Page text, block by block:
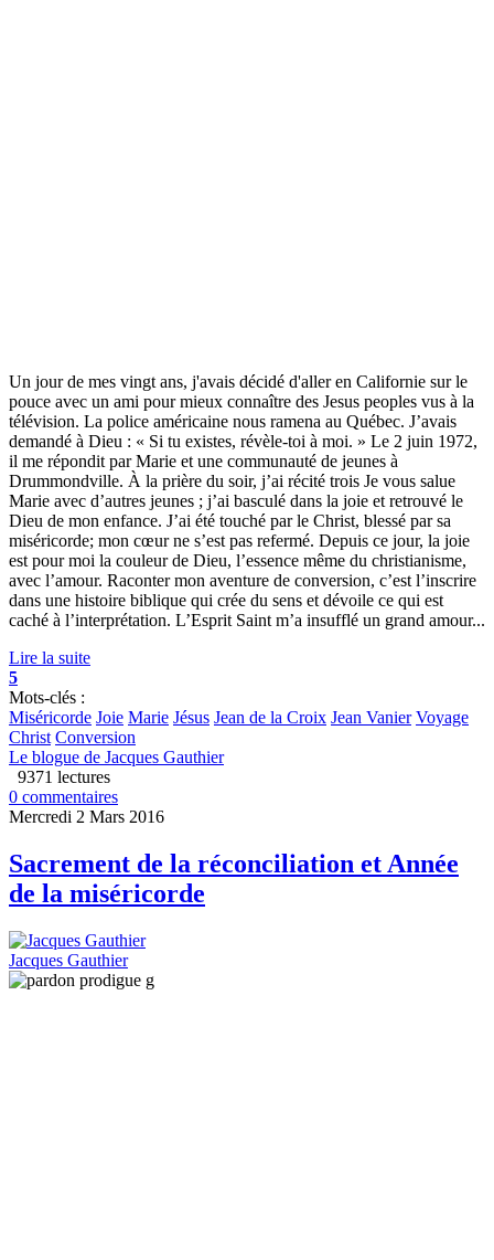
Un jour de mes vingt ans, j'avais décidé d'aller en Californie sur le
pouce avec un ami pour mieux connaître des Jesus peoples vus à la
télévision. La police américaine nous ramena au Québec. J’avais
demandé à Dieu : « Si tu existes, révèle-toi à moi. » Le 2 juin 1972,
il me répondit par Marie et une communauté de jeunes à
Drummondville. À la prière du soir, j’ai récité trois Je vous salue
Marie avec d’autres jeunes ; j’ai basculé dans la joie et retrouvé le
Dieu de mon enfance. J’ai été touché par le Christ, blessé par sa
miséricorde; mon cœur ne s’est pas refermé. Depuis ce jour, la joie
est pour moi la couleur de Dieu, l’essence même du christianisme,
avec l’amour. Raconter mon aventure de conversion, c’est l’inscrire
dans une histoire biblique qui crée du sens et dévoile ce qui est
caché à l’interprétation. L’Esprit Saint m’a insufflé un grand amour...
Lire la suite
5
Mots-clés :
Miséricorde Joie Marie Jésus Jean de la Croix Jean Vanier Voyage
Christ Conversion
Le blogue de Jacques Gauthier
9371 lectures
0 commentaires
Mercredi 2 Mars 2016
Sacrement de la réconciliation et Année
de la miséricorde
Jacques Gauthier